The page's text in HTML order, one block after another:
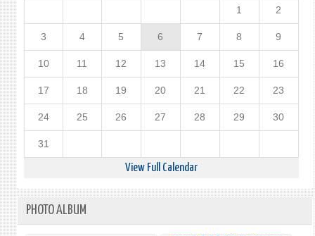
1 2
3 4 5 6 7 8 9
10 11 12 13 14 15 16
17 18 19 20 21 22 23
24 25 26 27 28 29 30
31
View Full Calendar
PHOTO ALBUM